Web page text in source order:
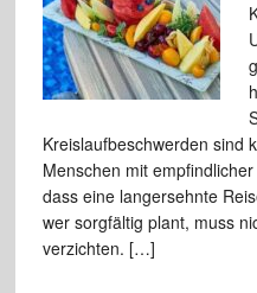
Kreislaufbeschwerden sind
Menschen mit
dass eine langersehnte
wer sorgfältig plant, muss
verzichten. […]